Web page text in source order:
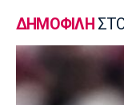
Super League 2
Ο Θανάσης
κουλτούρα
12:00
ΔΗΜΟΦΙΛΗ